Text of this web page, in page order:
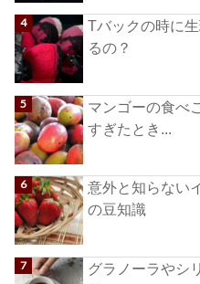
Tバックの時に
るの？
マンゴーの食べ
すぎたとき...
意外と知らない
の豆知識
グラノーラやシ